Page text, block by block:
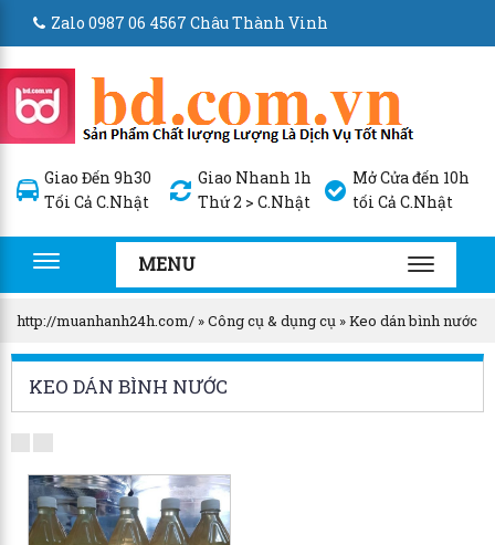
Zalo 0987 06 4567 Châu Thành Vinh
Giao Đến 9h30
Tối Cả C.Nhật
Giao Nhanh 1h
Thứ 2 > C.Nhật
Mở Cửa đến 10h
tối Cả C.Nhật
Toggle
navigation
MENU
TOGGLE
http://muanhanh24h.com/ »Công cụ & dụng cụ »Keo dán bình nước
KEO DÁN BÌNH NƯỚC